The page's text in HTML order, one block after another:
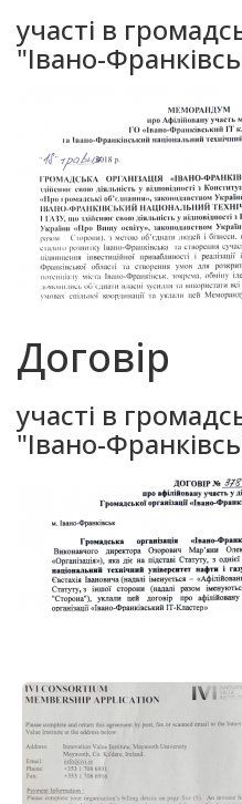
участі в
"Івано-
Договір
участі в
"Івано-